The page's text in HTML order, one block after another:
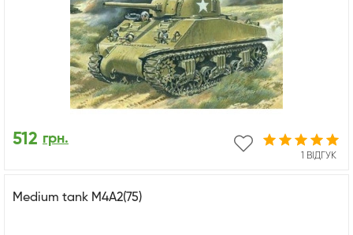
1 ВІДГУК
512 грн.
Medium tank M4A2(75)